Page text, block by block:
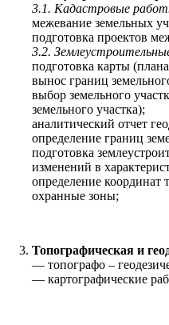
3.1. Кадастровые
межевание земельных
подготовка проектов
3.2.
подготовка карты
вынос границ
выбор земельного
земельного участка);
аналитический отчет
определение границ
подготовка
изменений в
определение координат
охранные зоны;
Топографическая и
— топографо –
— картографические